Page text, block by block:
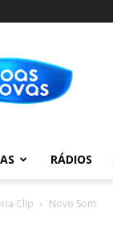
Novas
RÁDIOS
Clip Novo Som